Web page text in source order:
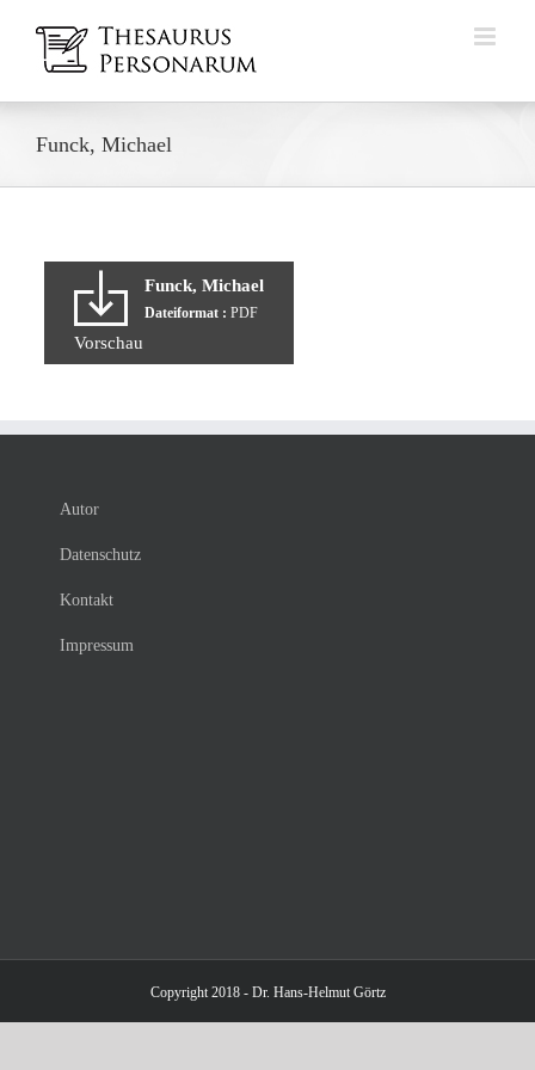
Inhalt
springen
Funck, Michael
Funck, Michael
Dateiformat : PDF
Vorschau
Autor
Datenschutz
Kontakt
Impressum
Copyright 2018 - Dr. Hans-Helmut Görtz